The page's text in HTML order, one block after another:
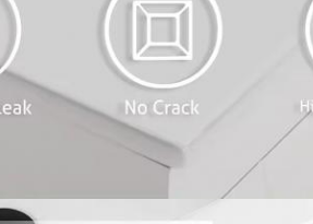
استمتع بخصم 10% على طلبك الأول عند
والرسائل النصية*